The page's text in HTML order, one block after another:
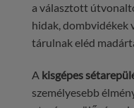
a választott
hidak, dombvidékek
tárulnak eléd
A kisgépes
személyesebb